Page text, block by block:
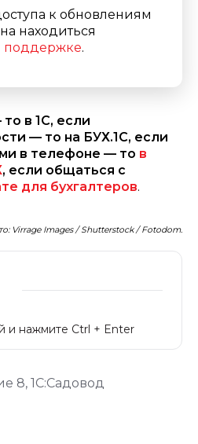
к обновлениям
находиться
.
в 1С, если
— то на БУХ.1С, если
в телефоне — то в
, если общаться с
для бухгалтеров.
Virrage Images / Shutterstock / Fotodom.
и нажмите Ctrl + Enter
8, 1С:Садовод